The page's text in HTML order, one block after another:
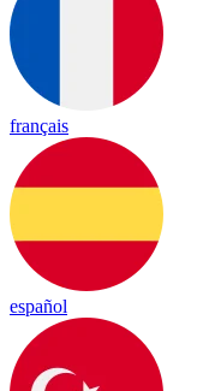
français
español